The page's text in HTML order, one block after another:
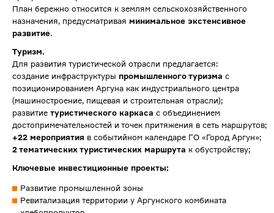
План бережно относится к землям сельскохозяйственного
назначения, предусматривая минимальное экстенсивное
развитие.
Туризм.
Для развития туристической отрасли предлагается:
создание инфраструктуры промышленного туризма с
позиционированием Аргуна как индустриального центра
(машиностроение, пищевая и строительная отрасли);
развитие туристического каркаса с объединением
достопримечательностей и точек притяжения в сеть маршрутов;
+22 мероприятия в событийном календаре ГО «Город Аргун»;
2 тематических туристических маршрута к обустройству;
Ключевые инвестиционные проекты:
Развитие промышленной зоны
Ревитализация территории у Аргунского комбината